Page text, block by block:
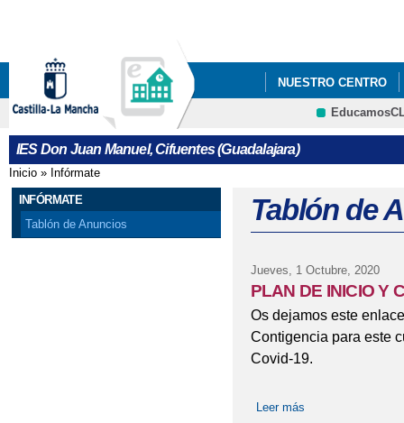
NUESTRO CENTRO
PROYECTOS DE
IES Don Juan Manuel, Cifuentes (Guadalajara)
Se encuentra usted aquí
Inicio » Infórmate
INFÓRMATE
Tablón de Anuncios
Tablón de
Jueves, 1 Octubre, 2020
PLAN DE INICIO Y
Os dejamos este
Contigencia para este
Covid-19.
Leer más